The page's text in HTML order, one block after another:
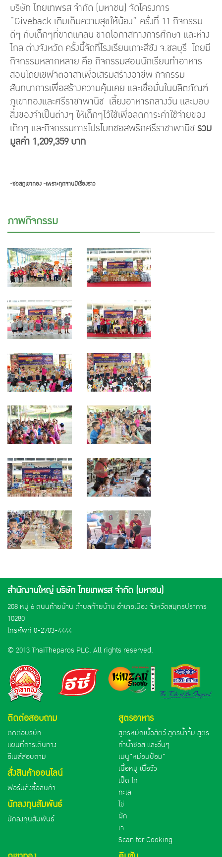
บริษัท ไทยเทพรส จำกัด (มหาชน) จัดโครงการ
“Giveback เติมเต็มความสุขให้น้อง” ครั้งที่ 11 กิจกรรม
ดีๆ กับเด็กๆที่ขาดแคลน ขาดโอกาสทางการศึกษา และห่าง
ไกล ต่างจังหวัด ครั้งนี้จัดที่โรงเรียนเกาะสีชัง จ.ชลบุรี โดยมี
กิจกรรมหลากหลาย คือ กิจกรรมสอนนักเรียนทำอาหาร
สอนโดยเชฟจิตอาสาเพื่อเสิรมสร้างอาชีพ กิจกรรม
สันทนาการเพื่อสร้างความคุ้นเคย และเชื่อมั่นในผลิตภัณฑ์
ภูเขาทองและศรีราชาพานิช เลี้ยงอาหารกลางวัน และมอบ
สิ่งของจำเป็นต่างๆ ให้เด็กๆไว้ใช้เพื่อลดภาระค่าใช้จ่ายของ
เด็กๆ และกิจกรรมการโปรโมทซอสพริกศรีราชาพานิชรวม
มูลค่า 1,209,359 บาท
-ซอสภูเขาทอง -เพราะทุกจานมีเรื่องราว
ภาพกิจกรรม
สำนักงานใหญ่ บริษัท ไทยเทพรส จำกัด (มหาชน)
208 หมู่ 6 ถนนท้ายบ้าน ตำบลท้ายบ้าน อำเภอเมือง จังหวัดสมุทรปราการ
10280
โทรศัพท์0-2703-4444
© 2013 ThaiTheparos PLC. All rights reserved.
ติดต่อสอบถาม
ติดต่อบริษัท
แผนที่การเดินทาง
อีเมล์สอบถาม
สั่งสินค้าออนไลน์
ฟอร์มสั่งซื้อสินค้า
นักลงทุนสัมพันธ์
นักลงทุนสัมพันธ์
สูตรอาหาร
สูตรหมักเนื้อสัตว์ สูตรน้ำจิ้ม สูตร
ทำน้ำซอส และอื่นๆ
เมนู"หม่อมป้อม"
เนื้อหมู เนื้อวัว
เป็ด ไก่
ทะเล
ไข่
ผัก
เจ
Scan for Cooking